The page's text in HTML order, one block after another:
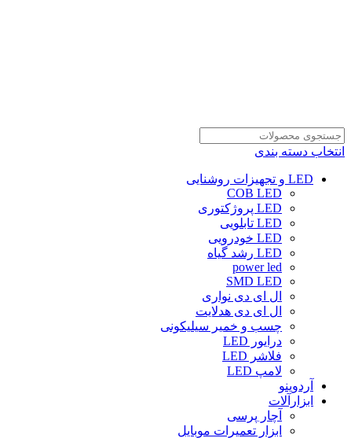
انتخاب دسته بندی
LED و تجهیزات روشنایی
COB LED
LED پروژکتوری
LED تابلویی
LED خودرویی
LED رشد گیاه
power led
SMD LED
ال ای دی نواری
ال ای دی هدلایت
چسب و خمیر سیلیکونی
درایور LED
فلاشر LED
لامپ LED
آردوینو
ابزارآلات
آچار پرسی
ابزار تعمیرات موبایل